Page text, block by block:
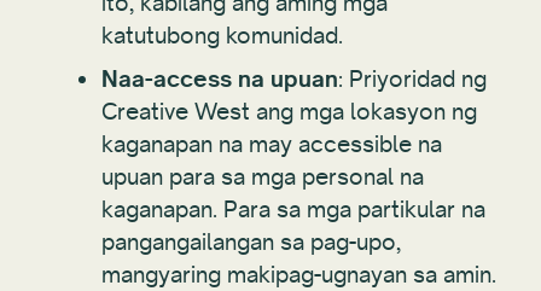
katutubong komunidad.
Naa-access na upuan: Priyoridad ng
Creative West ang mga lokasyon ng
kaganapan na may accessible na
upuan para sa mga personal na
kaganapan. Para sa mga partikular na
pangangailangan sa pag-upo,
mangyaring makipag-ugnayan sa amin.